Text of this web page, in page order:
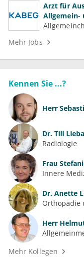
Arzt für
Allgemein-
Mehr Jobs
Kennen Sie ...?
Herr
Dr. Till
Radiologie
Frau
Innere
Dr. Anette
Orthopädie
Herr
Mehr Kollegen